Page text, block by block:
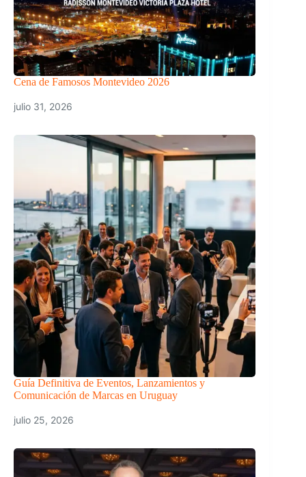
Cena de Famosos Montevideo 2026
julio 31, 2026
Guía Definitiva de Eventos, Lanzamientos y
Comunicación de Marcas en Uruguay
julio 25, 2026